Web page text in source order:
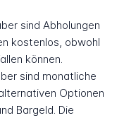
sind Abholungen
kostenlos, obwohl
können.
sind monatliche
Optionen
Bargeld. Die